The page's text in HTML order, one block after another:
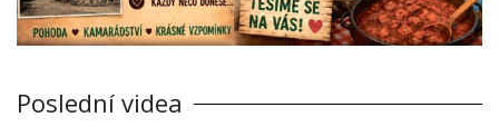
Poslední videa